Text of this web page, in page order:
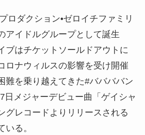
ロダクション•ゼロイチファミリ
アイドルグループとして誕生
ブはチケットソールドアウトに
ロナウィルスの影響を受け開催
難を乗り越えてきた#ババババン
日メジャーデビュー曲「ゲイシャ
グレコードよりリリースされる
いる。